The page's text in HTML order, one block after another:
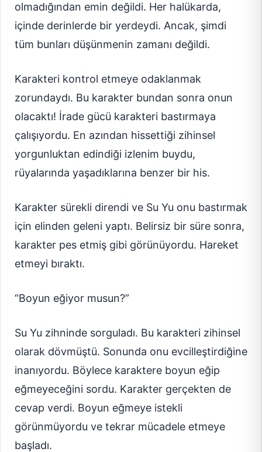
olmadığından emin değildi. Her halükarda,
içinde derinlerde bir yerdeydi. Ancak, şimdi
tüm bunları düşünmenin zamanı değildi.
Karakteri kontrol etmeye odaklanmak
zorundaydı. Bu karakter bundan sonra onun
olacaktı! İrade gücü karakteri bastırmaya
çalışıyordu. En azından hissettiği zihinsel
yorgunluktan edindiği izlenim buydu,
rüyalarında yaşadıklarına benzer bir his.
Karakter sürekli direndi ve Su Yu onu bastırmak
için elinden geleni yaptı. Belirsiz bir süre sonra,
karakter pes etmiş gibi görünüyordu. Hareket
etmeyi bıraktı.
“Boyun eğiyor musun?”
Su Yu zihninde sorguladı. Bu karakteri zihinsel
olarak dövmüştü. Sonunda onu evcilleştirdiğine
inanıyordu. Böylece karaktere boyun eğip
eğmeyeceğini sordu. Karakter gerçekten de
cevap verdi. Boyun eğmeye istekli
görünmüyordu ve tekrar mücadele etmeye
başladı.